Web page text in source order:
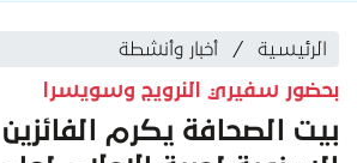
الرئيسية أخبار وأنشطة
بحضور سفيري النرويج وسويسرا
بيت الصحافة يكرم الفائزين